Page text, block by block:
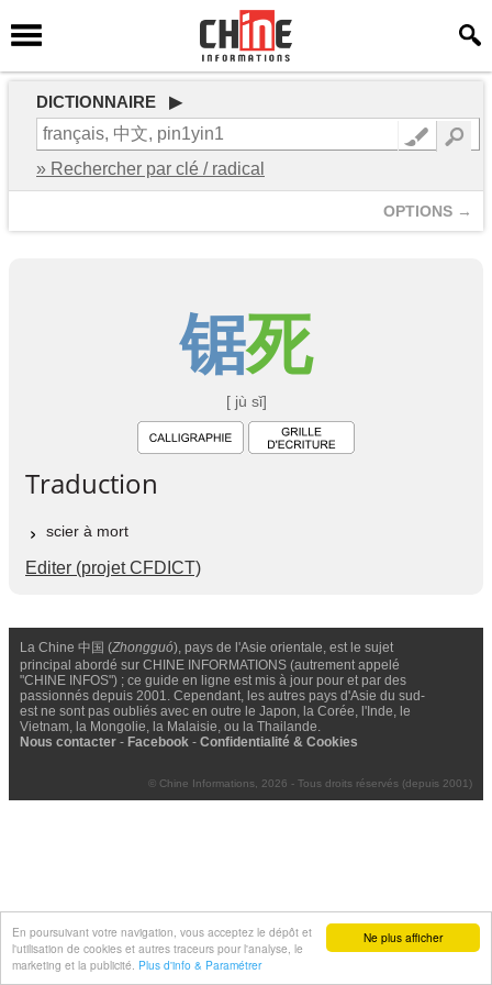
Ne plus afficher
En poursuivant votre navigation, vous acceptez le dépôt et
l'utilisation de cookies et autres traceurs pour l'analyse, le
marketing et la publicité. Plus d'info & Paramétrer
DICTIONNAIRE ▶
» Rechercher par clé / radical
OPTIONS →
锯死
[ jù sǐ]
Traduction
scier à mort
Editer (projet CFDICT)
La Chine 中国 (Zhongguó), pays de l'Asie orientale, est le sujet
principal abordé sur CHINE INFORMATIONS (autrement appelé
"CHINE INFOS") ; ce guide en ligne est mis à jour pour et par des
passionnés depuis 2001. Cependant, les autres pays d'Asie du sud-
est ne sont pas oubliés avec en outre le Japon, la Corée, l'Inde, le
Vietnam, la Mongolie, la Malaisie, ou la Thailande.
Nous contacter - Facebook - Confidentialité & Cookies
© Chine Informations, 2026 - Tous droits réservés (depuis 2001)